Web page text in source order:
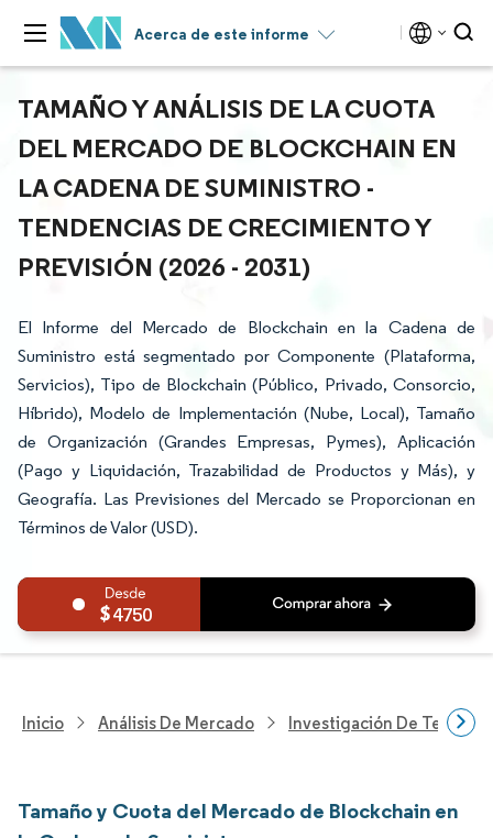
Acerca de este informe
TAMAÑO Y ANÁLISIS DE LA CUOTA
DEL MERCADO DE BLOCKCHAIN EN
LA CADENA DE SUMINISTRO -
TENDENCIAS DE CRECIMIENTO Y
PREVISIÓN (2026 - 2031)
El Informe del Mercado de Blockchain en la Cadena de
Suministro está segmentado por Componente (Plataforma,
Servicios), Tipo de Blockchain (Público, Privado, Consorcio,
Híbrido), Modelo de Implementación (Nube, Local), Tamaño
de Organización (Grandes Empresas, Pymes), Aplicación
(Pago y Liquidación, Trazabilidad de Productos y Más), y
Geografía. Las Previsiones del Mercado se Proporcionan en
Términos de Valor (USD).
4750
Inicio Análisis De Mercado Investigación De
Tamaño y Cuota del Mercado de Blockchain en